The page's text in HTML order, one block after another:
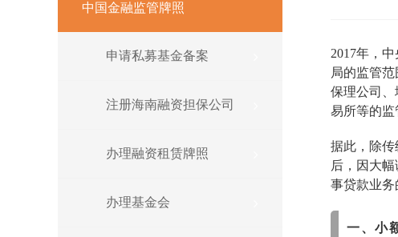
中国金融监管牌照
申请私募基金备案
注册海南融资担保公司
办理融资租赁牌照
办理基金会
2017年，
局的监管
保理公司
易所等的监
据此，除传
后，因大
事贷款业务
一、小